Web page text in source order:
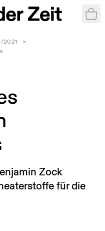
2021
>
Zock
für die